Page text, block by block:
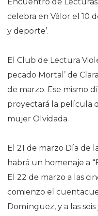
celebra en Válor el 10
y deporte’.
El Club de Lectura
pecado Mortal’ de
de marzo. Ese mismo
proyectará la película
mujer Olvidada.
El 21 de marzo Día de
habrá un homenaje a
El 22 de marzo a las
comienzo el
Domínguez, y a las